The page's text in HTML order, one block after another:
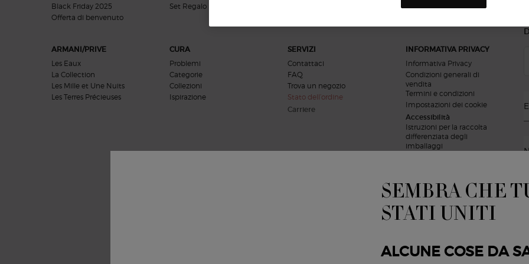
Black Friday 2025
Offerta di benvenuto​​
Set Regalo
ARMANI/PRIVE
Les Eaux
La Collection
Les Mille et Une Nuits
Les Terres Précieuses
CURA
Problemi
Categorie
Collezioni
Ispirazione
SERVIZI
Contattaci
FAQ
Trova un negozio
Stato dell’ordine
Carriere
INFORMATIVA PRIVACY
Informativa Privacy
Condizioni generali di
vendita
Termini e condizioni
Impostazioni dei cookie
Accessibilità
Istruzioni per la raccolta
differenziata degli
imballaggi
SEMBRA CHE
STATI UNITI
ALCUNE COSE DA